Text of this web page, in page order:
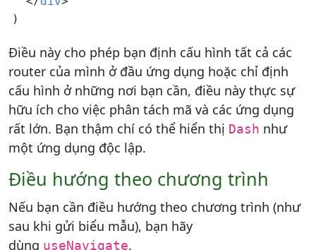
Điều này cho phép bạn định cấu hình tất cả các
router của mình ở đầu ứng dụng hoặc chỉ định
cấu hình ở những nơi bạn cần, điều này thực sự
hữu ích cho việc phân tách mã và các ứng dụng
rất lớn. Bạn thậm chí có thể hiển thị Dash như
một ứng dụng độc lập.
Điều hướng theo chương trình
Nếu bạn cần điều hướng theo chương trình (như
sau khi gửi biểu mẫu), bạn hãy
dùng useNavigate.